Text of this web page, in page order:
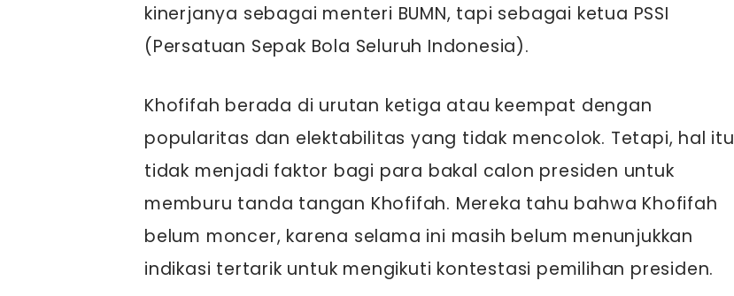
kinerjanya sebagai menteri BUMN, tapi sebagai ketua PSSI
(Persatuan Sepak Bola Seluruh Indonesia).
Khofifah berada di urutan ketiga atau keempat dengan
popularitas dan elektabilitas yang tidak mencolok. Tetapi, hal itu
tidak menjadi faktor bagi para bakal calon presiden untuk
memburu tanda tangan Khofifah. Mereka tahu bahwa Khofifah
belum moncer, karena selama ini masih belum menunjukkan
indikasi tertarik untuk mengikuti kontestasi pemilihan presiden.